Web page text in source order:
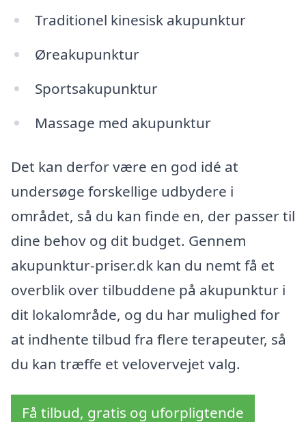
Traditionel kinesisk akupunktur
Øreakupunktur
Sportsakupunktur
Massage med akupunktur
Det kan derfor være en god idé at
undersøge forskellige udbydere i
området, så du kan finde en, der passer til
dine behov og dit budget. Gennem
akupunktur-priser.dk kan du nemt få et
overblik over tilbuddene på akupunktur i
dit lokalområde, og du har mulighed for
at indhente tilbud fra flere terapeuter, så
du kan træffe et velovervejet valg.
Få tilbud, gratis og uforpligtende